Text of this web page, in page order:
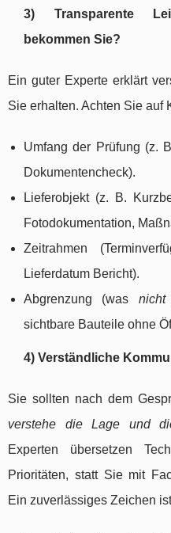
3) Transparente
bekommen Sie?
Ein guter Experte erklärt
Sie erhalten. Achten Sie auf
Umfang der Prüfung (z.
Dokumentencheck).
Lieferobjekt (z. B.
Fotodokumentation,
Zeitrahmen
Lieferdatum Bericht).
Abgrenzung (was nicht
sichtbare Bauteile ohne
4) Verständliche
Sie sollten nach dem
verstehe die Lage und
Experten übersetzen
Prioritäten, statt Sie mit
Ein zuverlässiges Zeichen